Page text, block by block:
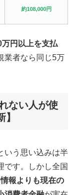
約108,000円
円以上を支払
業者なら同じ5万
ない人が使
いう思い込みは半
です。しかし全国
報よりも現在の